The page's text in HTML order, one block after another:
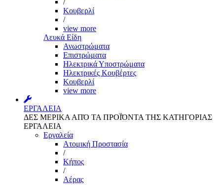
/
Κουβερλί
/
view more
Λευκά Είδη
Ανωστρώματα
Επιστρώματα
Ηλεκτρικά Υποστρώματα
Ηλεκτρικές Κουβέρτες
Κουβερλί
view more
ΕΡΓΑΛΕΙΑ
ΔΕΣ ΜΕΡΙΚΑ ΑΠΌ ΤΑ ΠΡΟΪΌΝΤΑ ΤΗΣ ΚΑΤΗΓΟΡΙΑΣ
ΕΡΓΑΛΕΙΑ
Εργαλεία
Aτομική Προστασία
/
Kήπος
/
Αέρας